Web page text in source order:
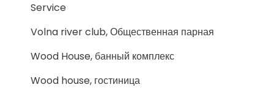
Service
Volna river club, Общественная парная
Wood House, банный комплекс
Wood house, гостиница